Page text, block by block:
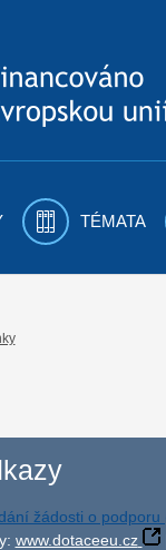
TÉMATA
žádosti o podporu
www.dotaceeu.cz